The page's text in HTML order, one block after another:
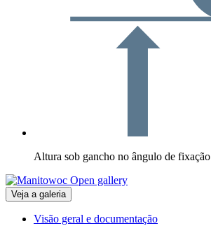
Altura sob gancho no ângulo de fixação
Open gallery
Veja a galeria
Visão geral e documentação